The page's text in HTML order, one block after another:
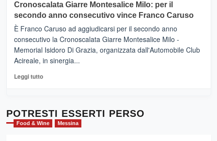
tra
sapori
vicoli
medievali
Mondello
(Palermo)
–
“E
adesso
Pasta
–
Sicilia
l’
evento
per
Cronoscalata Giarre Montesalice Milo: per il
secondo anno consecutivo vince Franco Caruso
È Franco Caruso ad aggiudicarsi per il secondo anno
consecutivo la Cronoscalata Giarre Montesalice Milo -
Memorial Isidoro Di Grazia, organizzata dall'Automobile Club
Acireale, in sinergia...
Leggi tuttoLeggi
Cronoscalata
Giarre
Montesalice
POTRESTI ESSERTI PERSO
Food & Wine Messina